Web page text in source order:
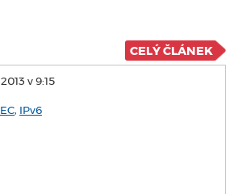
CELÝ ČLÁNEK
v 9:15
, IPv6